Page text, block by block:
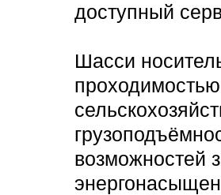
доступный
Шасси
возможностей